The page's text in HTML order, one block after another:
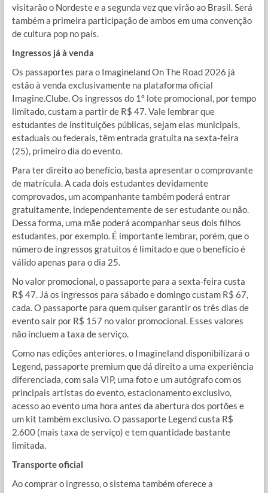
visitarão o Nordeste e a segunda vez que virão ao Brasil. Será
também a primeira participação de ambos em uma convenção
de cultura pop no país.
Ingressos já à venda
Os passaportes para o Imagineland On The Road 2026 já
estão à venda exclusivamente na plataforma oficial
Imagine.Clube. Os ingressos do 1º lote promocional, por tempo
limitado, custam a partir de R$ 47. Vale lembrar que
estudantes de instituições públicas, sejam elas municipais,
estaduais ou federais, têm entrada gratuita na sexta-feira
(25), primeiro dia do evento.
Para ter direito ao benefício, basta apresentar o comprovante
de matrícula. A cada dois estudantes devidamente
comprovados, um acompanhante também poderá entrar
gratuitamente, independentemente de ser estudante ou não.
Dessa forma, uma mãe poderá acompanhar seus dois filhos
estudantes, por exemplo. É importante lembrar, porém, que o
número de ingressos gratuitos é limitado e que o benefício é
válido apenas para o dia 25.
No valor promocional, o passaporte para a sexta-feira custa
R$ 47. Já os ingressos para sábado e domingo custam R$ 67,
cada. O passaporte para quem quiser garantir os três dias de
evento sair por R$ 157 no valor promocional. Esses valores
não incluem a taxa de serviço.
Como nas edições anteriores, o Imagineland disponibilizará o
Legend, passaporte premium que dá direito a uma experiência
diferenciada, com sala VIP, uma foto e um autógrafo com os
principais artistas do evento, estacionamento exclusivo,
acesso ao evento uma hora antes da abertura dos portões e
um kit também exclusivo. O passaporte Legend custa R$
2.600 (mais taxa de serviço) e tem quantidade bastante
limitada.
Transporte oficial
Ao comprar o ingresso, o sistema também oferece a